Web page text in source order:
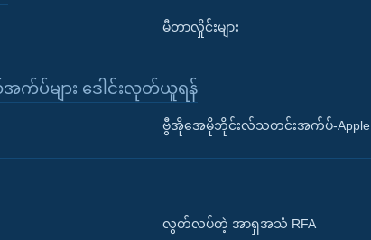
မီတာလှိုင်းများ
ပ်များ ဒေါင်းလုတ်ယူရန်
ဗွီအိုအေမိုဘိုင်းလ်သတင်းအက်ပ်-Apple
လွတ်လပ်တဲ့ အာရှအသံ RFA